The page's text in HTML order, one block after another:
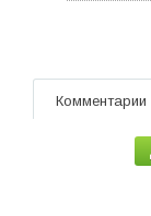
Комментарии